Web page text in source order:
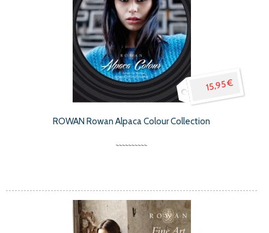
15,95 €
ROWAN Rowan Alpaca Colour Collection